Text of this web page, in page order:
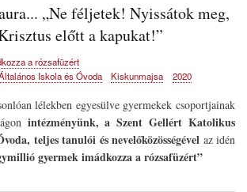
„Ne féljetek! Nyissátok meg,
előtt a kapukat!”
a rózsafüzért
Iskola és Óvoda
Kiskunmajsa 2020
lélekben egyesülve gyermekek csoportjainak
intézményünk, a Szent Gellért Katolikus
teljes tanulói és nevelőközösségével az idén
gyermek imádkozza a rózsafüzért”